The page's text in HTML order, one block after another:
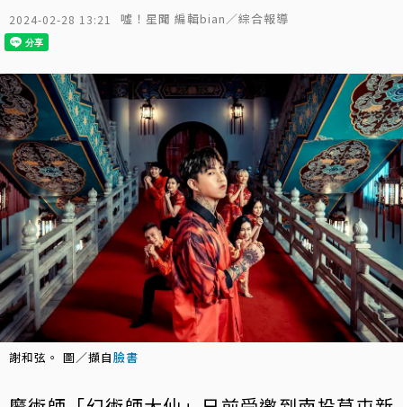
2024-02-28 13:21 噓！星聞 編輯bian／綜合報導
謝和弦。 圖／擷自臉書